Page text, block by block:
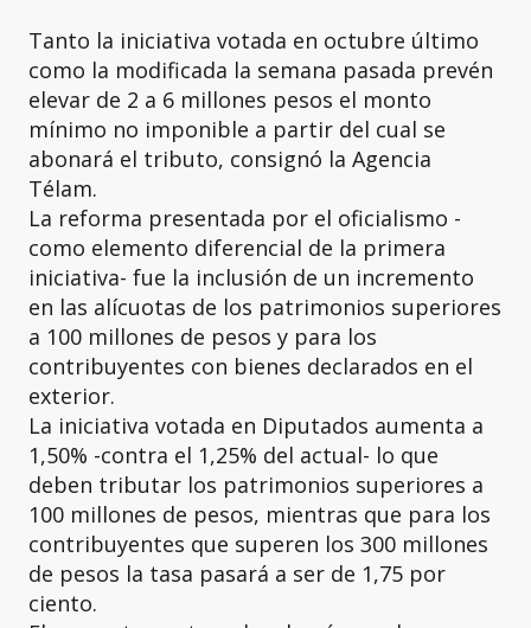
Tanto la iniciativa votada en octubre último
como la modificada la semana pasada prevén
elevar de 2 a 6 millones pesos el monto
mínimo no imponible a partir del cual se
abonará el tributo, consignó la Agencia
Télam.
La reforma presentada por el oficialismo -
como elemento diferencial de la primera
iniciativa- fue la inclusión de un incremento
en las alícuotas de los patrimonios superiores
a 100 millones de pesos y para los
contribuyentes con bienes declarados en el
exterior.
La iniciativa votada en Diputados aumenta a
1,50% -contra el 1,25% del actual- lo que
deben tributar los patrimonios superiores a
100 millones de pesos, mientras que para los
contribuyentes que superen los 300 millones
de pesos la tasa pasará a ser de 1,75 por
ciento.